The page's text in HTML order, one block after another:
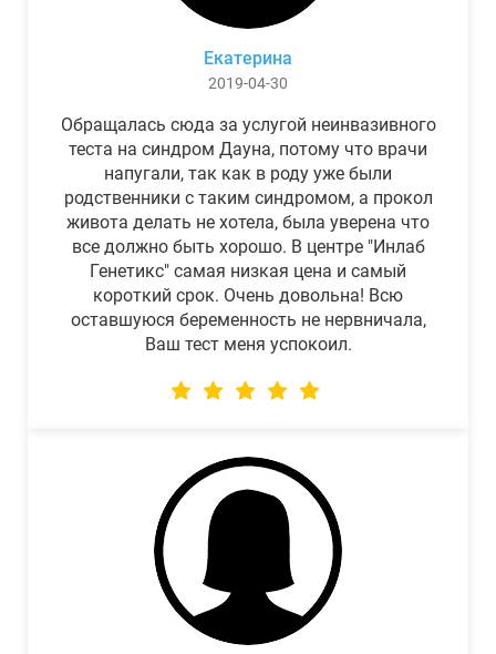
Екатерина
2019-04-30
Обращалась сюда за услугой неинвазивного
теста на синдром Дауна, потому что врачи
напугали, так как в роду уже были
родственники с таким синдромом, а прокол
живота делать не хотела, была уверена что
все должно быть хорошо. В центре "Инлаб
Генетикс" самая низкая цена и самый
короткий срок. Очень довольна! Всю
оставшуюся беременность не нервничала,
Ваш тест меня успокоил.